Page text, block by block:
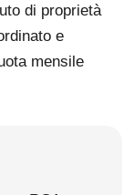
di proprietà
e
mensile